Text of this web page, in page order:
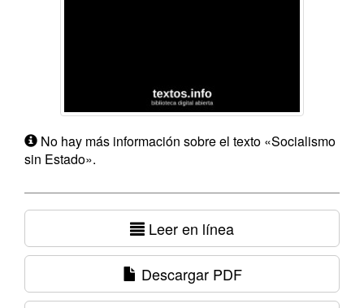
No hay más información sobre el texto «Socialismo
sin Estado».
Leer en línea
Descargar PDF